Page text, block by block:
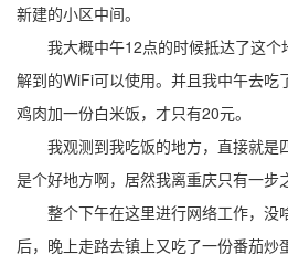
新建的小区中间。
我大概中午12点的时候抵达了这
解到的WiFi可以使用。并且我中午去吃
鸡肉加一份白米饭，才只有20元。
我观测到我吃饭的地方，直接就是
是个好地方啊，居然我离重庆只有一步
整个下午在这里进行网络工作，没
后，晚上走路去镇上又吃了一份番茄炒